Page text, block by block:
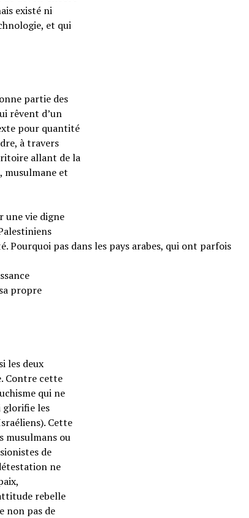
existé ni
et qui
partie des
rêvent d’un
pour quantité
à travers
allant de la
et
une vie digne
Pourquoi pas dans les pays arabes, qui ont parfois
propre
les deux
Contre cette
qui ne
glorifie les
Cette
musulmans ou
de
ne
rebelle
non pas de